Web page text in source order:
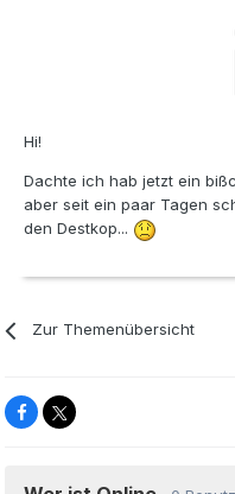
Hi!
Dachte ich hab jetzt ein
aber seit ein paar Tagen
den Destkop...
Zur Themenübersicht